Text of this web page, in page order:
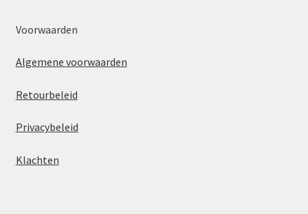
Voorwaarden
Algemene voorwaarden
Retourbeleid
Privacybeleid
Klachten